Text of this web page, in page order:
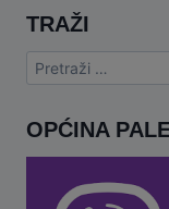
TRAŽI
Pretraga:
OPĆINA